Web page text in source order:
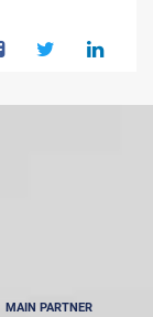
MAIN PARTNER